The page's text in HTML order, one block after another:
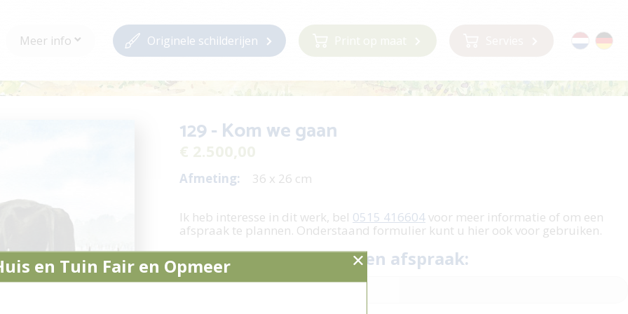
Meer info Originele schilderijen
129 - Kom we gaan
Afmeting: 36 x 26 cm
Ik heb interesse in dit werk, bel 0515 416604voor meer informatie of om een
afspraak te plannen. Onderstaand formulier kunt u hier ook voor gebruiken.
Stel een vraag / plan een afspraak:
en Tuin Fair en Opmeer